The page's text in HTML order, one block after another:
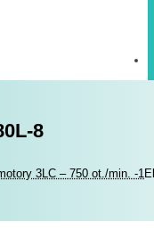
8
3LC – 750 ot./min. -1